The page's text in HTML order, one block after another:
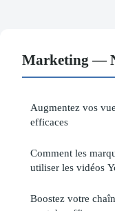
Marketing —
Augmentez vos
efficaces
Comment les
utiliser les vidéos
Boostez votre